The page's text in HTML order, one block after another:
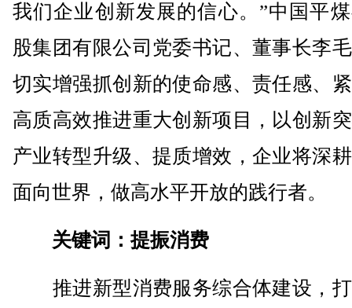
我们企业创新发展的信心。”中国平
股集团有限公司党委书记、董事长李
切实增强抓创新的使命感、责任感、
高质高效推进重大创新项目，以创新
产业转型升级、提质增效，企业将深
面向世界，做高水平开放的践行者。
关键词：提振消费
推进新型消费服务综合体建设，